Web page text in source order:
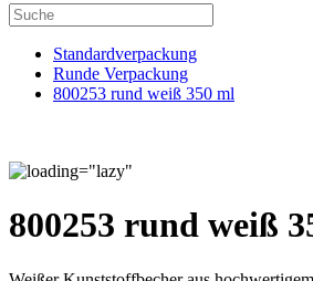
Standardverpackung
Runde Verpackung
800253 rund weiß 350 ml
800253 rund weiß